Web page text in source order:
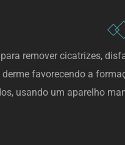
remover cicatrizes,
favorecendo a
usando um aparelho